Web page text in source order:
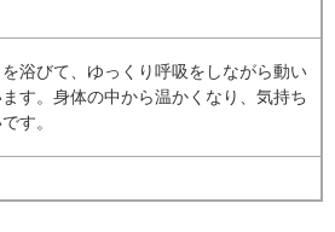
浴びて、ゆっくり呼吸をしながら動い
す。身体の中から温かくなり、気持ち
す。